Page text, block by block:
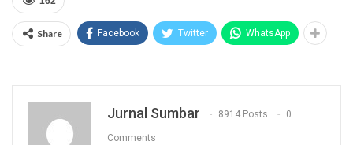
Share Facebook Twitter WhatsApp
Jurnal Sumbar 8914 Posts 0
Comments